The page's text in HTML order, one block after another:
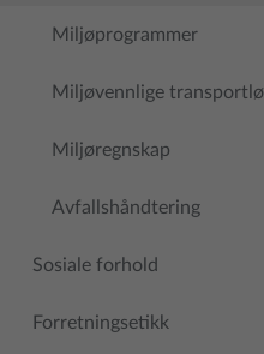
Miljøprogrammer
Miljøvennlige
Miljøregnskap
Avfallshåndtering
Sosiale forhold
Forretningsetikk